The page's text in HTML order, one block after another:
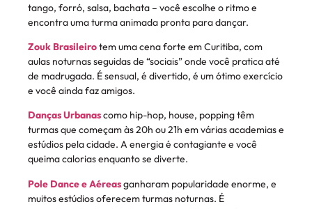
tango, forró, salsa, bachata – você escolhe o ritmo e
encontra uma turma animada pronta para dançar.
Zouk Brasileirotem uma cena forte em Curitiba, com
aulas noturnas seguidas de “sociais” onde você pratica até
de madrugada. É sensual, é divertido, é um ótimo exercício
e você ainda faz amigos.
Danças Urbanascomo hip-hop, house, popping têm
turmas que começam às 20h ou 21h em várias academias e
estúdios pela cidade. A energia é contagiante e você
queima calorias enquanto se diverte.
Pole Dance e Aéreasganharam popularidade enorme, e
muitos estúdios oferecem turmas noturnas. É